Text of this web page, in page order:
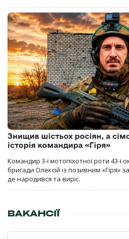
Знищив шістьох росіян, а
історія командира «Гіря»
Командир 3-ї мотопіхотної роти 43-ї
бригади Олексій із позивним
де народився та виріс.
ВАКАНСІЇ